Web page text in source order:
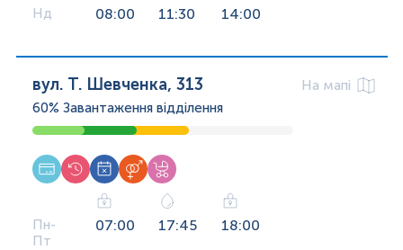
Нд 08:00 11:30 14:00
вул. Т. Шевченка, 313
На мапі
60% Завантаження відділення
Пн-
Пт
07:00 17:45 18:00